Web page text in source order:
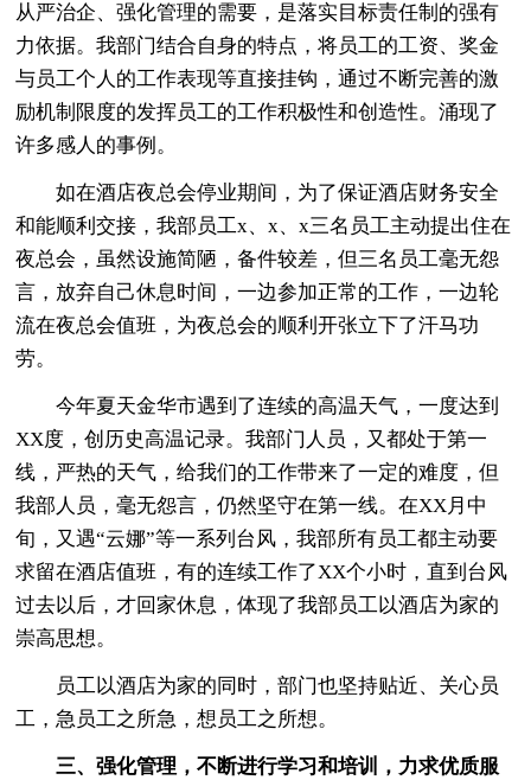
从严治企、强化管理的需要，是落实目标责任制的强有
力依据。我部门结合自身的特点，将员工的工资、奖金
与员工个人的工作表现等直接挂钩，通过不断完善的激
励机制限度的发挥员工的工作积极性和创造性。涌现了
许多感人的事例。
如在酒店夜总会停业期间，为了保证酒店财务安全
和能顺利交接，我部员工x、x、x三名员工主动提出住在
夜总会，虽然设施简陋，备件较差，但三名员工毫无怨
言，放弃自己休息时间，一边参加正常的工作，一边轮
流在夜总会值班，为夜总会的顺利开张立下了汗马功
劳。
今年夏天金华市遇到了连续的高温天气，一度达到
XX度，创历史高温记录。我部门人员，又都处于第一
线，严热的天气，给我们的工作带来了一定的难度，但
我部人员，毫无怨言，仍然坚守在第一线。在XX月中
旬，又遇“云娜”等一系列台风，我部所有员工都主动要
求留在酒店值班，有的连续工作了XX个小时，直到台风
过去以后，才回家休息，体现了我部员工以酒店为家的
崇高思想。
员工以酒店为家的同时，部门也坚持贴近、关心员
工，急员工之所急，想员工之所想。
三、强化管理，不断进行学习和培训，力求优质服